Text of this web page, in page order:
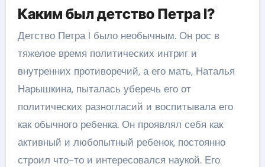
Каким был детство Петра I?
Детство Петра I было необычным. Он рос в
тяжелое время политических интриг и
внутренних противоречий, а его мать, Наталья
Нарышкина, пыталась уберечь его от
политических разногласий и воспитывала его
как обычного ребенка. Он проявлял себя как
активный и любопытный ребенок, постоянно
строил что-то и интересовался наукой. Его